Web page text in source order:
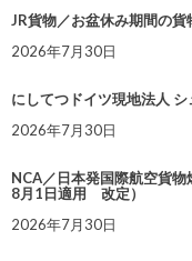
JR貨物／お盆休み期間の
2026年7月30日
にしてつドイツ現地法人
2026年7月30日
NCA／日本発国際航空貨
8月1日適用 改定）
2026年7月30日